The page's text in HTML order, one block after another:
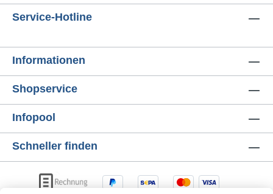
Service-Hotline
Informationen
Shopservice
Infopool
Schneller finden